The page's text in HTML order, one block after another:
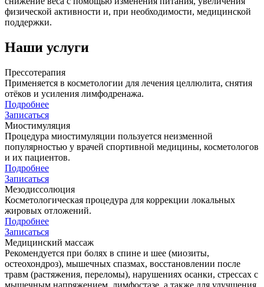
физической активности и, при необходимости, медицинской
поддержки.
Наши услуги
Прессотерапия
Применяется в косметологии для лечения целлюлита, снятия
отёков и усиления лимфодренажа.
Подробнее
Записаться
Миостимуляция
Процедура миостимуляции пользуется неизменной
популярностью у врачей спортивной медицины, косметологов
и их пациентов.
Подробнее
Записаться
Мезодиссолюция
Косметологическая процедура для коррекции локальных
жировых отложений.
Подробнее
Записаться
Медицинский массаж
Рекомендуется при болях в спине и шее (миозиты,
остеохондроз), мышечных спазмах, восстановлении после
травм (растяжения, переломы), нарушениях осанки, стрессах с
мышечным напряжением, лимфостазе, а также для улучшения